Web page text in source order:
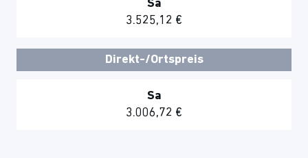
Sa
3.525,12 €
Direkt-/Ortspreis
Sa
3.006,72 €